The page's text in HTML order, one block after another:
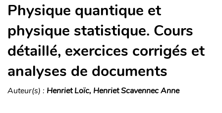
Physique quantique et
physique statistique. Cours
détaillé, exercices corrigés et
analyses de documents
Auteur(s) : Henriet Loïc, Henriet Scavennec Anne